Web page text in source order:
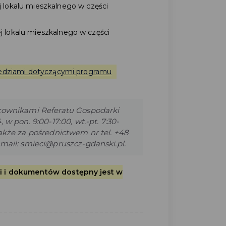
mieszkalnego w części
lokalu mieszkalnego w części
dotyczącymi programu
Referatu Gospodarki
pon. 9:00-17:00, wt.-pt. 7:30-
za pośrednictwem nr tel. +48
smieci@pruszcz-gdanski.pl.
i dokumentów dostępny jest w